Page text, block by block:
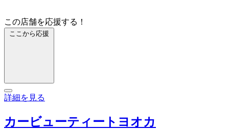
この店舗を応援する！
ここから応援
詳細を見る
カービューティートヨオカ